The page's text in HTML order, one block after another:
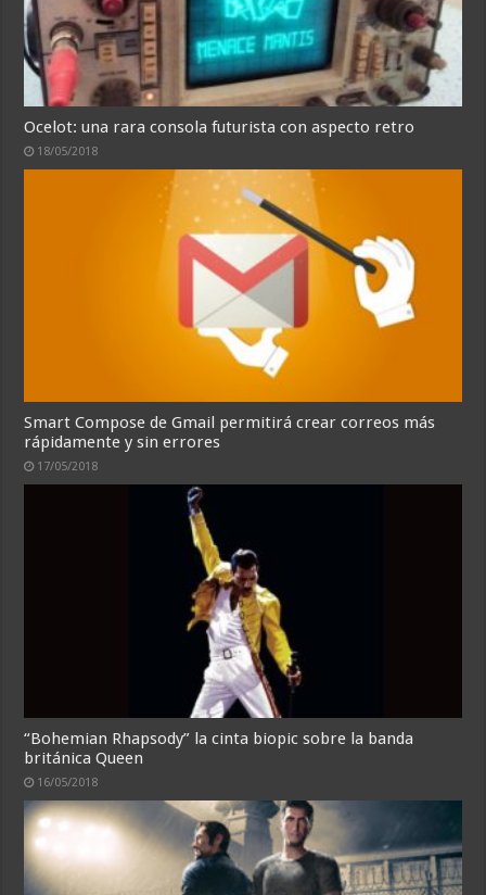
Ocelot: una rara consola futurista con aspecto retro
18/05/2018
Smart Compose de Gmail permitirá crear correos más
rápidamente y sin errores
17/05/2018
“Bohemian Rhapsody” la cinta biopic sobre la banda
británica Queen
16/05/2018